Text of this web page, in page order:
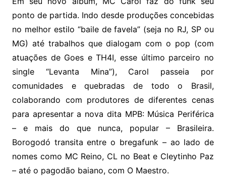
ponto de partida. Indo desde produções concebidas
no melhor estilo “baile de favela” (seja no RJ, SP ou
MG) até trabalhos que dialogam com o pop (com
atuações de Goes e TH4I, esse último parceiro no
single “Levanta Mina”), Carol passeia por
comunidades e quebradas de todo o Brasil,
colaborando com produtores de diferentes cenas
para apresentar a nova dita MPB: Música Periférica
– e mais do que nunca, popular – Brasileira.
Borogodó transita entre o bregafunk – ao lado de
nomes como MC Reino, CL no Beat e Cleytinho Paz
– até o pagodão baiano, com O Maestro.